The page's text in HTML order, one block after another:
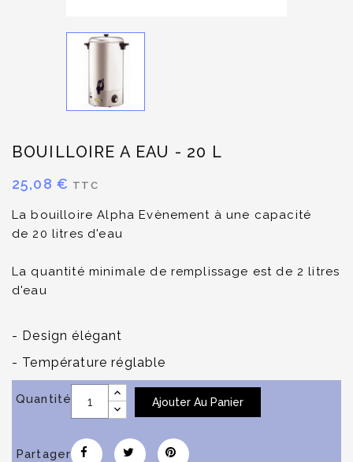
BOUILLOIRE A EAU - 20 L
25,08 € TTC
La bouilloire Alpha Evènement à une capacité
de 20 litres d'eau
La quantité minimale de remplissage est de 2 litres
d'eau
- Design élégant
- Température réglable
Quantité Ajouter Au Panier
Partager